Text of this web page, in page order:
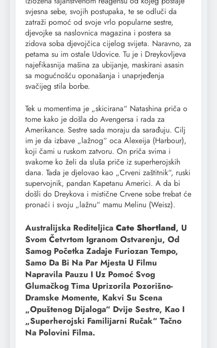
svjesna sebe, svojih postupaka, te se odluči da
zatraži pomoć od svoje vrlo popularne sestre,
djevojke sa naslovnica magazina i postera sa
zidova soba djevojčica cijelog svijeta. Naravno, za
petama su im ostale Udovice. Tu je i Dreykovljeva
najefikasnija mašina za ubijanje, maskirani asasin
sa mogućnošću oponašanja i unaprjeđenja
svačijeg stila borbe.
Tek u momentima je „skicirana“ Natashina priča o
tome kako je došla do Avengersa i rada za
Amerikance. Sestre sada moraju da sarađuju. Cilj
im je da izbave „lažnog“ oca Alexeija (Harbour),
koji čami u ruskom zatvoru. On priča svima i
svakome ko želi da sluša priče iz superherojskih
dana. Tada je djelovao kao „Crveni zaštitnik“, ruski
supervojnik, pandan Kapetanu Americi. A da bi
došli do Dreykova i mistične Crvene sobe trebat će
pronaći i svoju „lažnu“ mamu Melinu (Weisz).
Australijska Rediteljica Cate Shortland, U
Svom Četvrtom Igranom Ostvarenju, Od
Samog Početka Zadaje Furiozan Tempo,
Samo Da Bi Na Par Mjesta U Filmu
Napravila Pauzu I Uz Pomoć Svog
Glumačkog Tima Uprizorila Pozorišno-
Dramske Momente, Kakvi Su Scena
„opuštenog Dijaloga“ Dvije Sestre, Kao I
„superherojski Familijarni Ručak“ Tačno
Na Polovini Filma.